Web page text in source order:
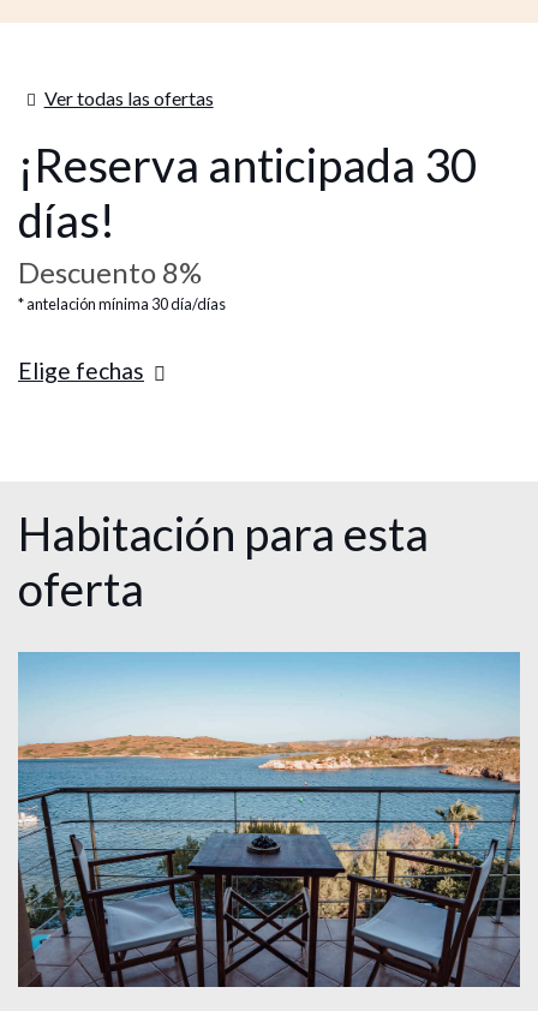
Ver todas las ofertas
¡Reserva anticipada 30
días!
Descuento 8%
antelación mínima 30 día/días
Elige fechas
Habitación para esta
oferta